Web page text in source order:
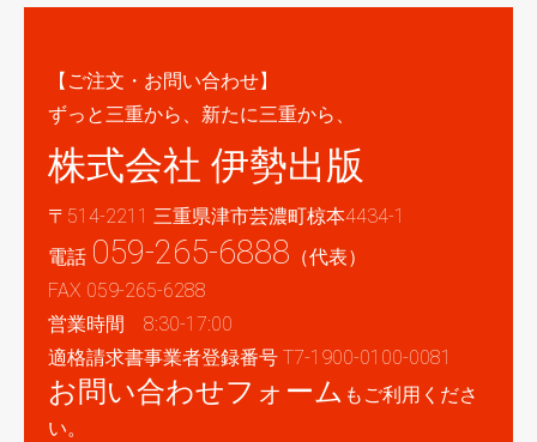
【ご注文・お問い合わせ】
ずっと三重から、新たに三重から、
株式会社 伊勢出版
〒514-2211 三重県津市芸濃町椋本4434-1
電話 059-265-6888 （代表）
FAX 059-265-6288
営業時間 8:30-17:00
適格請求書事業者登録番号 T7-1900-0100-0081
お問い合わせフォーム もご利用くださ
い。